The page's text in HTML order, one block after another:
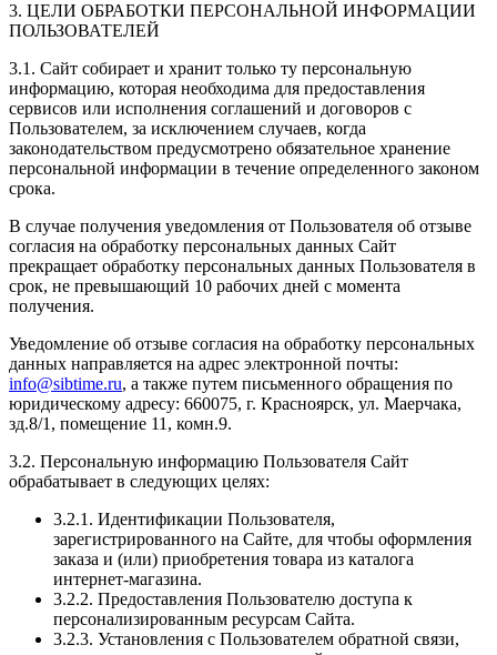
3. ЦЕЛИ ОБРАБОТКИ ПЕРСОНАЛЬНОЙ ИНФОРМАЦИИ
ПОЛЬЗОВАТЕЛЕЙ
3.1. Сайт собирает и хранит только ту персональную
информацию, которая необходима для предоставления
сервисов или исполнения соглашений и договоров с
Пользователем, за исключением случаев, когда
законодательством предусмотрено обязательное хранение
персональной информации в течение определенного законом
срока.
В случае получения уведомления от Пользователя об отзыве
согласия на обработку персональных данных Сайт
прекращает обработку персональных данных Пользователя в
срок, не превышающий 10 рабочих дней с момента
получения.
Уведомление об отзыве согласия на обработку персональных
данных направляется на адрес электронной почты:
info@sibtime.ru, а также путем письменного обращения по
юридическому адресу: 660075, г. Красноярск, ул. Маерчака,
зд.8/1, помещение 11, комн.9.
3.2. Персональную информацию Пользователя Сайт
обрабатывает в следующих целях:
3.2.1. Идентификации Пользователя,
зарегистрированного на Сайте, для чтобы оформления
заказа и (или) приобретения товара из каталога
интернет-магазина.
3.2.2. Предоставления Пользователю доступа к
персонализированным ресурсам Сайта.
3.2.3. Установления с Пользователем обратной связи,